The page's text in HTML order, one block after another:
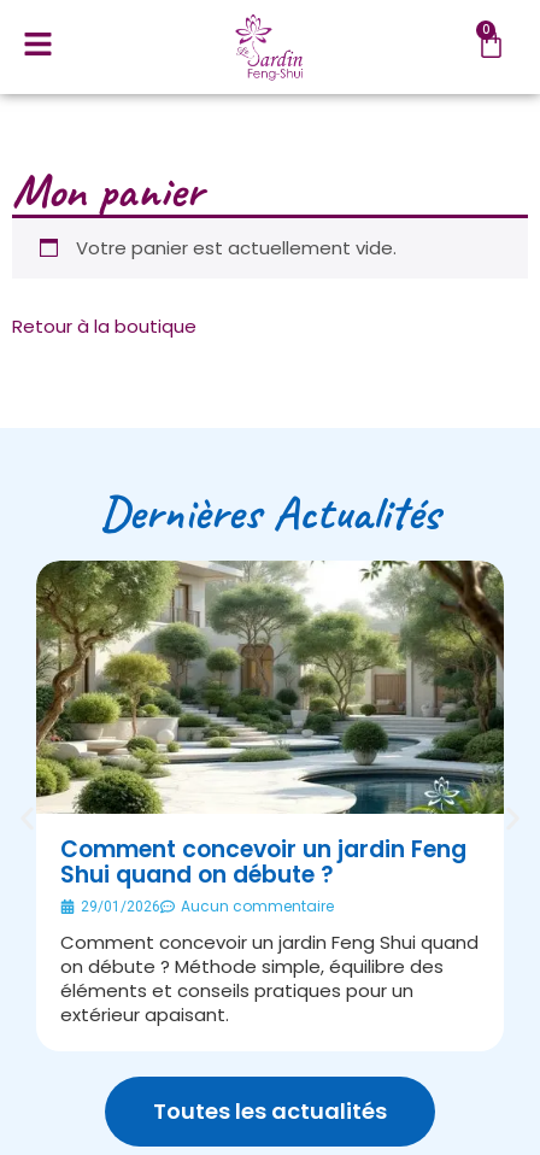
0
Mon panier
Votre panier est actuellement vide.
Retour à la boutique
Dernières Actualités
Comment concevoir un jardin Feng
Shui quand on débute ?
29/01/2026 Aucun commentaire
Comment concevoir un jardin Feng Shui quand
on débute ? Méthode simple, équilibre des
éléments et conseils pratiques pour un
extérieur apaisant.
Toutes les actualités